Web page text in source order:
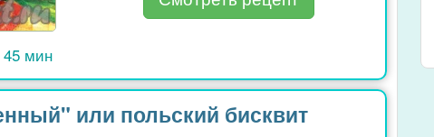
45 мин
или польский бисквит